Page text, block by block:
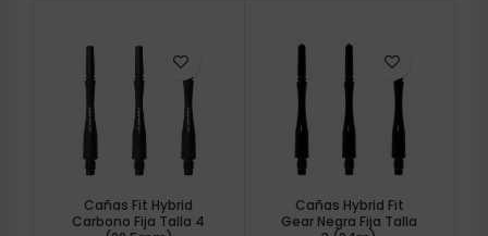
Cañas Fit Hybrid
Carbono Fija Talla 4
Cañas Hybrid Fit
Gear Negra Fija Talla